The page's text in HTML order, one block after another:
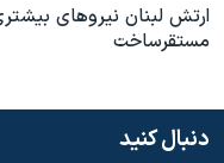
ارتش لبنان نيروهای
مستقرساخت
دنبال کنید